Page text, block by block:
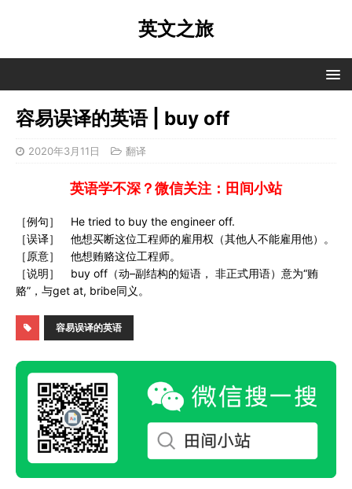
英文之旅
容易误译的英语 | buy off
2020年3月11日 翻译
英语学不深？微信关注：田间小站
［例句］ He tried to buy the engineer off.
［误译］ 他想买断这位工程师的雇用权（其他人不能雇用他）。
［原意］ 他想贿赂这位工程师。
［说明］ buy off（动–副结构的短语， 非正式用语）意为“贿
赂”，与get at, bribe同义。
容易误译的英语